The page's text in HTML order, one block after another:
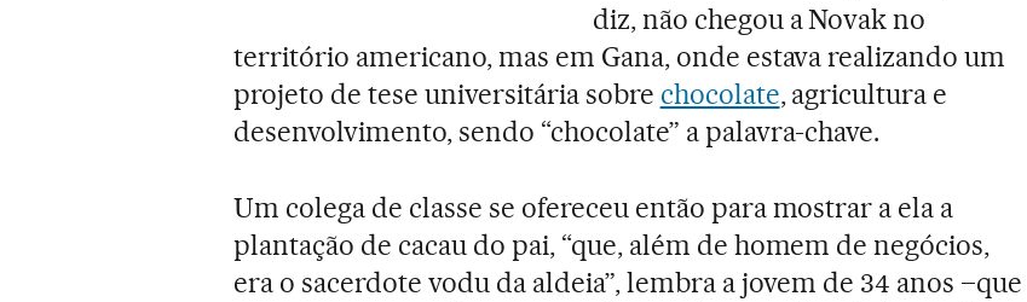
diz, não chegou a Novak no
território americano, mas em Gana, onde estava realizando um
projeto de tese universitária sobre chocolate, agricultura e
desenvolvimento, sendo “chocolate” a palavra-chave.
Um colega de classe se ofereceu então para mostrar a ela a
plantação de cacau do pai, “que, além de homem de negócios,
era o sacerdote vodu da aldeia”, lembra a jovem de 34 anos –que